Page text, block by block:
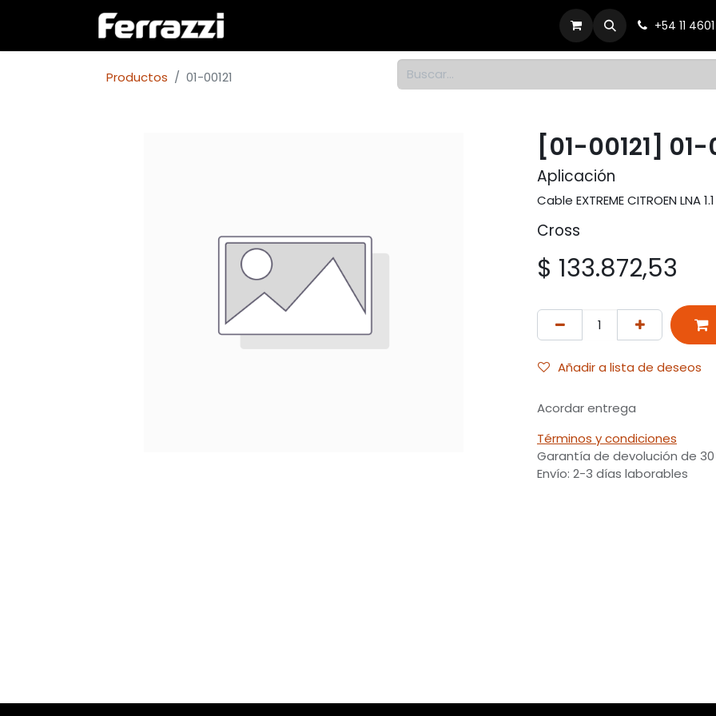
Contacto +54 11 4601
Productos 01-00121
[01-00121] 01-
Aplicación
Cable EXTREME CITROEN LNA
Cross
$ 133.872,53
Añadir a lista de deseos
Acordar entrega
Términos y condiciones
Garantía de devolución de
Envío: 2-3 días laborables